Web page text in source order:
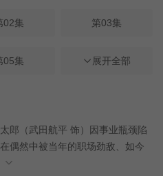
02集 第03集
05集 第06集
展开全部
郎（武田航平 饰）因事业瓶颈陷
偶然中被当年的职场劲敌、如今
谦人 饰）所救。这对曾在八年前